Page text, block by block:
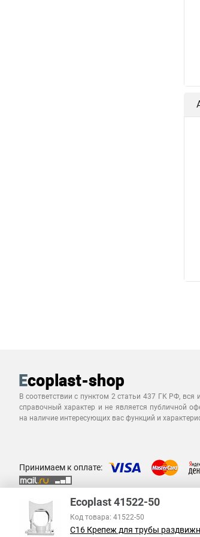
В соответствии с пунктом 2 статьи 437 ГК РФ,
справочный характер и не является публичной
на наличие интересующих вас функций и
Принимаем к оплате:
Ecoplast 41522-50
Код товара: 41522-50
С16 Крепеж для трубы